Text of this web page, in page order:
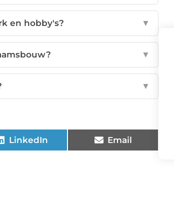
en hobby's? ▼
▼
▼
LinkedIn Email